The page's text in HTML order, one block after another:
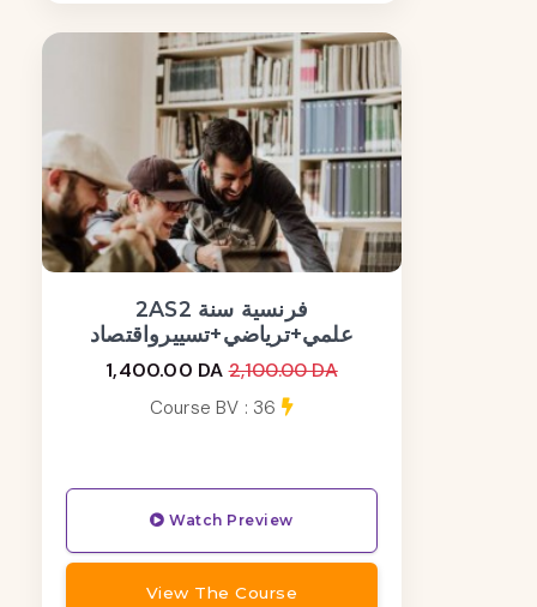
2ASفرنسية سنة 2
علمي+ترياضي+تسييرواقتصاد
1,400.00 DA 2,100.00 DA
Course BV : 36
Watch Preview
View The Course